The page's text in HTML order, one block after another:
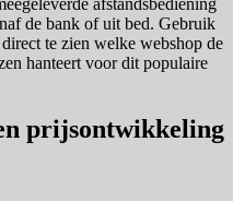
de bank of uit bed. Gebruik
te zien welke webshop de
hanteert voor dit populaire
prijsontwikkeling